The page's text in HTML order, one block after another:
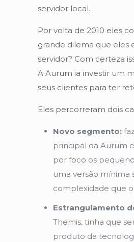
servidor local.
Por volta de 2010 eles
grande dilema que eles
servidor? Com certeza
A Aurum ia investir um
seus clientes para ter
Eles percorreram dois
Novo segmento:
principal da Aurum
por foco os
uma versão mínima
complexidade que
Estrangulamento
Themis, tinha que
produto da